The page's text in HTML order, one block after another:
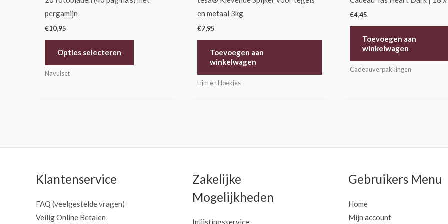
pergamijn
€10,95
Opties selecteren
Navulset
en metaal 3kg
€7,95
Toevoegen aan
winkelwagen
Lijm en Hoekjes
€4,45
Toevoegen aan
winkelwagen
Cadeauverpakkingen
Klantenservice
FAQ (veelgestelde vragen)
Veilig Online Betalen
Zakelijke
Mogelijkheden
Inlijstingsservice
Gebruikers Menu
Home
Mijn account